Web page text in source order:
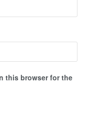
this browser for the